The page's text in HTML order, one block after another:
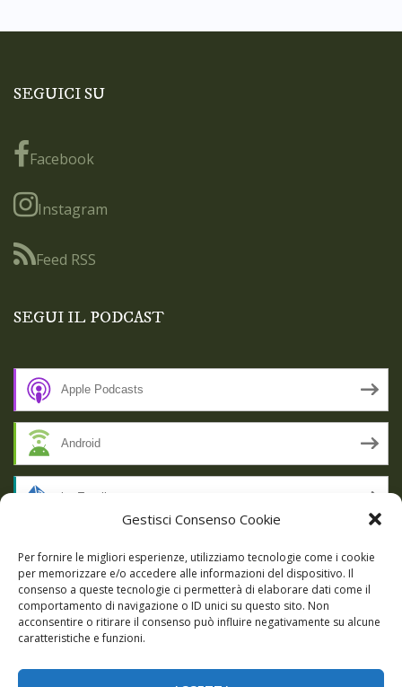
Gestisci Consenso Cookie
Per fornire le migliori esperienze, utilizziamo tecnologie come i cookie
per memorizzare e/o accedere alle informazioni del dispositivo. Il
consenso a queste tecnologie ci permetterà di elaborare dati come il
comportamento di navigazione o ID unici su questo sito. Non
acconsentire o ritirare il consenso può influire negativamente su alcune
caratteristiche e funzioni.
SEGUICI SU
Facebook
Instagram
Feed RSS
SEGUI IL PODCAST
Apple Podcasts
Android
by Email
RSS
SSL SECURE